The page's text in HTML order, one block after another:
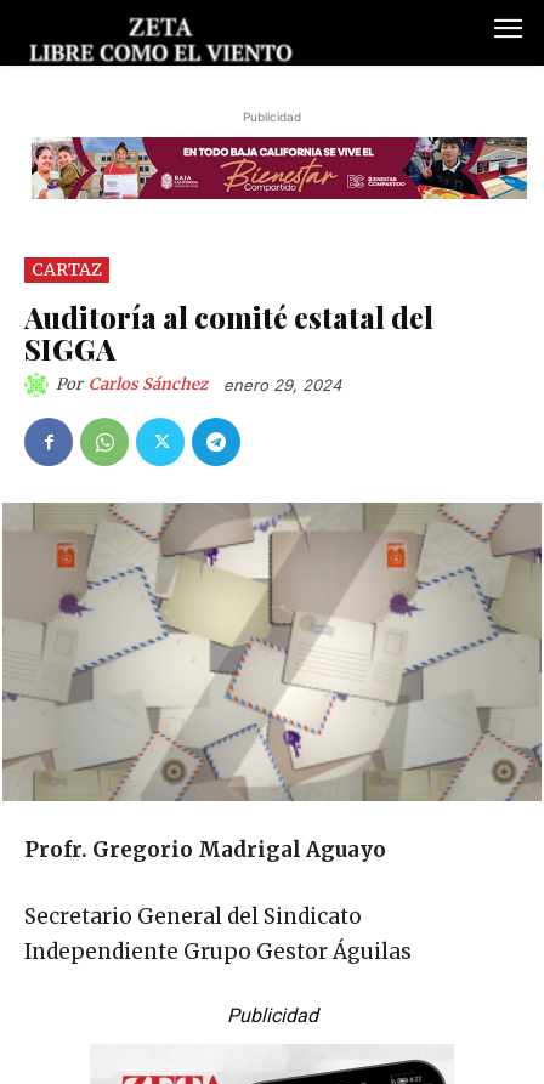
Publicidad
CARTAZ
Auditoría al comité estatal del
SIGGA
Por Carlos Sánchez enero 29, 2024
Profr. Gregorio Madrigal Aguayo
Secretario General del Sindicato
Independiente Grupo Gestor Águilas
Publicidad